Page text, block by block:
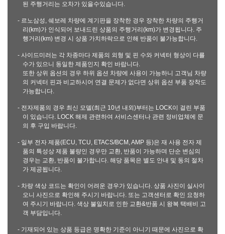
된 주행거리는 오차가 있을수있습니다.
- 르노삼성, 쉐보레 차량에 계기판을 장착한 경우 장착한 차량의 주행거
리(km)가 인식되어 보내드린 상품의 주행거리(km)가 변경됩니다. 주
행거리(km) 변경 시 상품 가치하락으로 인해 반품이 불가능합니다.
- 사이드미러는 각 차종마다 제품의 외형 및 핀 수와 커넥터 형상이 다를
수가 있으니 동일한 제품인지 확인 바랍니다.
또한 상위 옵션의 경우 하위 옵션 차량에 사용이 가능하니 고객님 차량
의 커넥터 핀과 비교하시어 연결 문제가 없다면 상위 옵션 부품 장착도
가능합니다.
- 전자제품의 경우 최신 모델(최근 10년 내외)부터는 LOCK이 걸린 부품
이 있습니다. LOCK 해제 관련하여 서비스센터나 관련 정비업체에 문
의 후 구입 바랍니다.
- 일부 전자 제품(ECU, TCU, ETACS/BCM, AMP 등)은 재 사용 전자 제
품의 특성상 제품 불량인 경우만 교환, 반품이 가능하며 단순 변심의
경우는 교환, 반품이 불가합니다. 해당 품목은 별도 안내 및 동의 절차
가 제공됩니다.
- 차량 색상 코드는 확인이 어려운 경우가 있습니다. 상품 사진이 실사이
오니 사진으로 확인해 주시기 바랍니다. 또는 고객센터로 확인 요청하
여 주시기 바랍니다. 색상 불일치로 인한 교환&반품 시 왕복 택배비 고
객 부담입니다.
- 기재되어 있는 상품 등급은 명확한 기준이 아니기 때문에 사진으로 확